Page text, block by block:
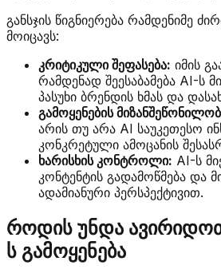
განსჯის წიგნიერება რამდენიმე
მოიცავს:
კრიტიკული შეფასება: იმის
რამდენად შეესაბამება AI-ს
პასუხი ბრენდის ხმას და
გამოყენების
არის თუ არა AI საუკეთესო
კონკრეტული ამოცანის
ხარისხის კონტროლი: AI-ს
კონტენტის გადამოწმება და
ადამიანური პერსპექტივით.
როდის უნდა
ს გამოყენება